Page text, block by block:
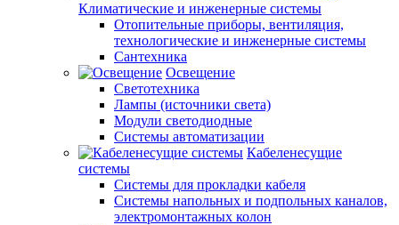
Климатические и инженерные системы
Отопительные приборы, вентиляция,
технологические и инженерные системы
Сантехника
Освещение
Светотехника
Лампы (источники света)
Модули светодиодные
Системы автоматизации
Кабеленесущие
системы
Системы для прокладки кабеля
Системы напольных и подпольных каналов,
электромонтажных колон